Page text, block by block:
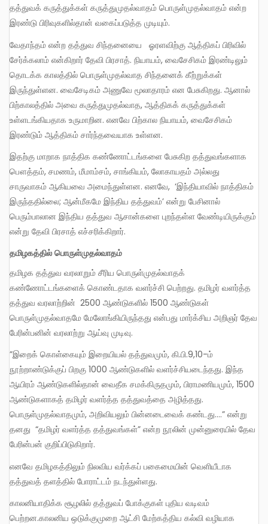
தத்துவக் கருத்துக்கள் கருத்துமுதல்வாதம் பொருள்முதல்வாதம் என்ற
இரண்டு பிரிவுகளில்தான் வகைப்படுத்த முடியும்.
வேதாந்தம் என்ற தத்துவ சிந்தனையை ஓரளவிற்கு ஆத்திகப் பிரிவில்
சேர்க்கலாம் என்கிறார் தேவி பிரசாத். நியாயம், வைசேசிகம் இரண்டிலும்
தொடக்க காலத்தில் பொருள்முதல்வாத சிந்தனைக் கீற்றுக்கள்
இருந்துள்ளன. வைசேடிகம் அணுவே மூலாதாரம் என பேசுகிறது. ஆனால்
பிற்காலத்தில் அவை கருத்துமுதல்வாத, ஆத்திகக் கருத்துக்கள்
உள்ளடங்கியதாக உருமாறின. எனவே பிற்கால நியாயம், வைசேசிகம்
இரண்டும் ஆத்திகம் சார்ந்தவையாக உள்ளன.
இதற்கு மாறாக நாத்திக கண்ணோட்டங்களை பேசுகிற தத்துவங்களாக
பௌத்தம், சமணம், மீமாம்சம், சாங்கியம், லோகாயதம் அல்லது
சாருவாகம் ஆகியவை அமைந்துள்ளன. எனவே, ‘இந்தியாவில் நாத்திகம்
இருந்ததில்லை; ஆன்மீகமே இந்திய தத்துவம்’ என்று பேசினால்
பெரும்பாலான இந்திய தத்துவ ஆசான்களை புறந்தள்ள வேண்டியிருக்கும்
என்று தேவி பிரசாத் எச்சரிக்கிறார்.
தமிழகத்தில் பொருள்முதல்வாதம்
தமிழக தத்துவ வரலாறும் சீரிய பொருள்முதல்வாதக்
கண்ணோட்டங்களைக் கொண்டதாக வளர்ச்சி பெற்றது. தமிழர் வளர்த்த
தத்துவ வரலாற்றின் 2500 ஆண்டுகளில் 1500 ஆண்டுகள்
பொருள்முதல்வாதமே மேலோங்கியிருந்தது என்பது மார்க்சிய அறிஞர் தேவ
பேரின்பனின் வரலாற்று ஆய்வு முடிவு.
”இறைக் கொள்கையும் இறையியல் தத்துவமும், கி.பி.9,10-ம்
நூற்றாண்டுக்குப் பிறகு 1000 ஆண்டுகளில் வளர்ச்சியடைந்தது. இந்த
ஆயிரம் ஆண்டுகளில்தான் வைதீக சமக்கிருதமும், பிராமணியமும், 1500
ஆண்டுகளாகத் தமிழர் வளர்த்த தத்துவத்தை அழித்தது.
பொருள்முதல்வாதமும், அறிவியலும் பின்னடைவைக் கண்டது….” என்று
தனது “தமிழர் வளர்த்த தத்துவங்கள்” என்ற நூலின் முன்னுரையில் தேவ
பேரின்பன் குறிப்பிடுகிறார்.
எனவே தமிழகத்திலும் நிலவிய வர்க்கப் பகைமையின் வெளியீடாக
தத்துவத் தளத்தில் போராட்டம் நடந்துள்ளது.
காலனியாதிக்க சூழலில் தத்துவப் போக்குகள் புதிய வடிவம்
பெற்றன.காலனிய ஒடுக்குமுறை ஆட்சி மேற்கத்திய கல்வி வழியாக